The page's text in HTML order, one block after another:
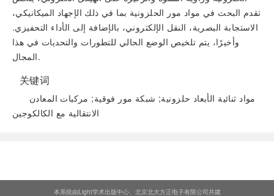
تقدم البحث في مواد مور الحلزونية بما في ذلك الإجهاد الميكانيكي،
الاستجابة البصرية، النقل الإلكتروني، بالإضافة إلى الأداء التحفيزي.
وأخيرًا، يتم تلخيص الوضع الحالي للتطورات والتحديات في هذا
المجال.
关键词
مواد ثنائية الأبعاد حلزونية; شبكة مور فوقية; مركبات المعادن
الانتقالية مع الكالكوجين
本系统由Light学术出版中心、北京北大方正电子有限公司共建